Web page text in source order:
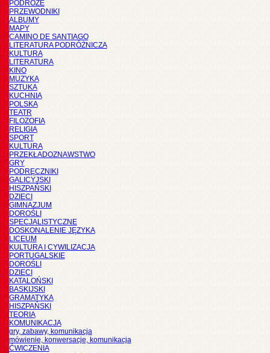
PODRÓŻE
PRZEWODNIKI
ALBUMY
MAPY
CAMINO DE SANTIAGO
LITERATURA PODRÓŻNICZA
KULTURA
LITERATURA
KINO
MUZYKA
SZTUKA
KUCHNIA
POLSKA
TEATR
FILOZOFIA
RELIGIA
SPORT
KULTURA
PRZEKŁADOZNAWSTWO
GRY
PODRĘCZNIKI
GALICYJSKI
HISZPAŃSKI
DZIECI
GIMNAZJUM
DOROŚLI
SPECJALISTYCZNE
DOSKONALENIE JĘZYKA
LICEUM
KULTURA I CYWILIZACJA
PORTUGALSKIE
DOROŚLI
DZIECI
KATALOŃSKI
BASKIJSKI
GRAMATYKA
HISZPAŃSKI
TEORIA
KOMUNIKACJA
gry, zabawy, komunikacja
mówienie, konwersacje, komunikacja
ĆWICZENIA